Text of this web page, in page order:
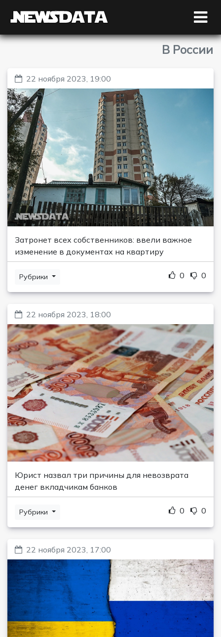
В России
22 ноября 2023, 19:00
Затронет всех собственников: ввели важное
изменение в документах на квартиру
Рубрики 0 0
22 ноября 2023, 18:00
Юрист назвал три причины для невозврата
денег вкладчикам банков
Рубрики 0 0
22 ноября 2023, 17:00